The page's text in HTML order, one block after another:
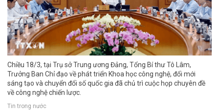
Chiều 18/3, tại Trụ sở Trung ương Đảng, Tổng Bí thư Tô Lâm,
Trưởng Ban Chỉ đạo về phát triển Khoa học công nghệ, đổi mới
sáng tạo và chuyển đổi số quốc gia đã chủ trì cuộc họp chuyên đề
về công nghệ chiến lược.
Tin trong nước